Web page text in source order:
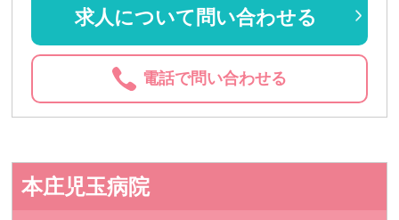
求人について問い合わせる
電話で問い合わせる
本庄児玉病院